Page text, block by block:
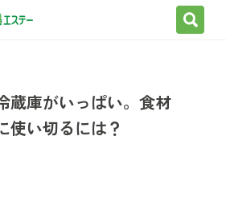
検索を
蔵庫がいっぱい。食材
使い切るには？